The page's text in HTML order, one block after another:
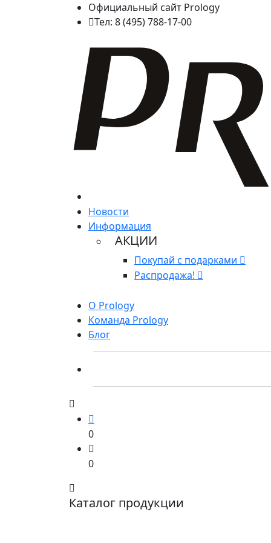
Официальный сайт Prology
Тел: 8 (495) 788-17-00
Новости
Информация
АКЦИИ
Покупай с подарками
Распродажа!
О Prology
Команда Prology
Блог
0
0
Каталог продукции